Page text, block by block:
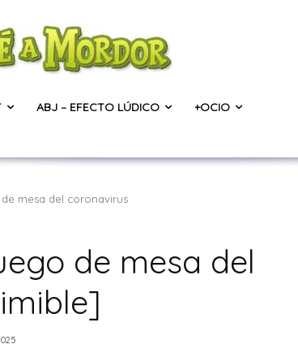
ABJ – EFECTO LÚDICO +OCIO
mesa del coronavirus
de mesa del